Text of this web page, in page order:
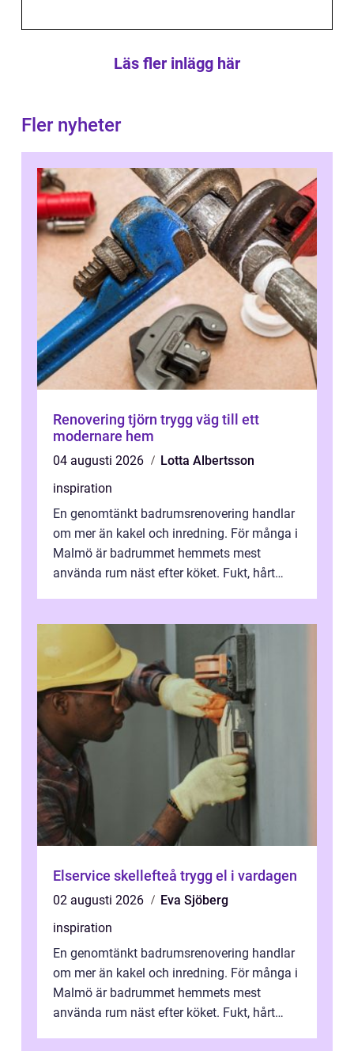
Läs fler inlägg här
Fler nyheter
Renovering tjörn trygg väg till ett
modernare hem
04 augusti 2026
Lotta Albertsson
inspiration
En genomtänkt badrumsrenovering handlar
om mer än kakel och inredning. För många i
Malmö är badrummet hemmets mest
använda rum näst efter köket. Fukt, hårt
Elservice skellefteå trygg el i vardagen
02 augusti 2026
Eva Sjöberg
inspiration
En genomtänkt badrumsrenovering handlar
om mer än kakel och inredning. För många i
Malmö är badrummet hemmets mest
använda rum näst efter köket. Fukt, hårt